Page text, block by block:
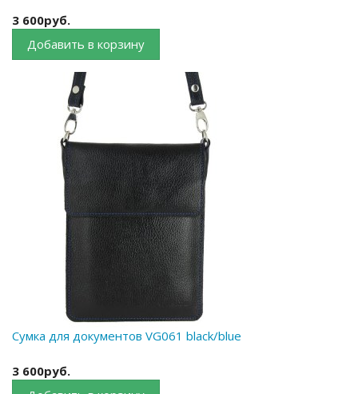
3 600руб.
Добавить в корзину
Сумка для документов VG061 black/blue
3 600руб.